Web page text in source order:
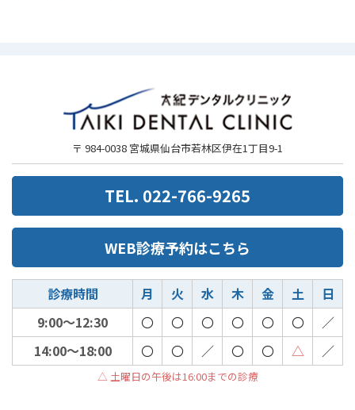
〒 984-0038 宮城県仙台市若林区伊在1丁目9-1
TEL. 022-766-9265
WEB診療予約はこちら
診療時間 月 火 水 木 金 土
日
9:00～12:30
〇 〇 〇 〇 〇 〇
／
14:00～18:00
〇 〇 ／ 〇 〇 △ ／
△ 土曜日の午後は16:00までの診療